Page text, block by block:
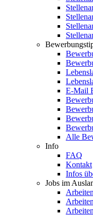
E-Mail
Alle
Info
FAQ
Kontakt
Infos
Jobs im